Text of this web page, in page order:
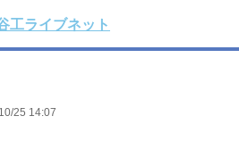
25 14:07